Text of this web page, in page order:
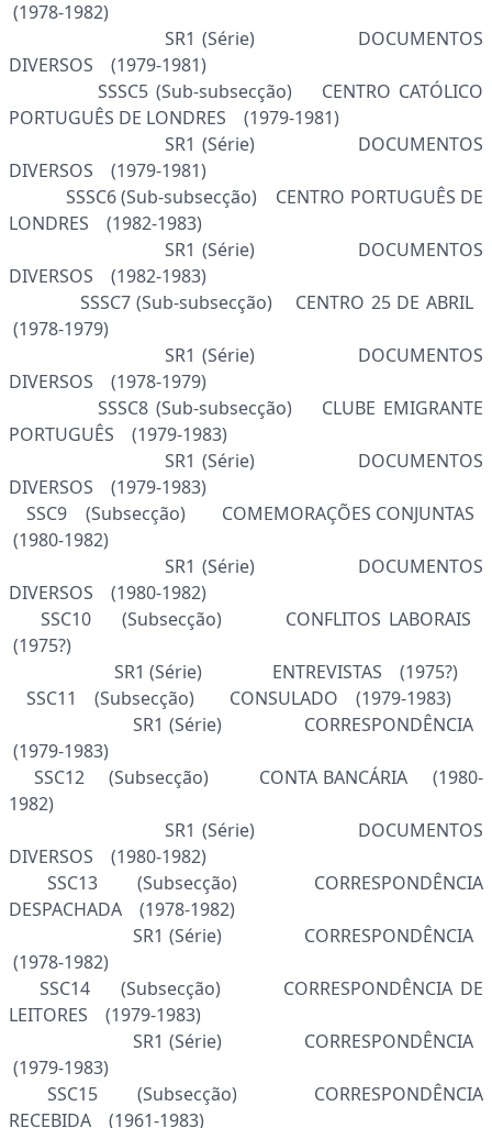
(1978-1982)
SR1 (Série) DOCUMENTOS
DIVERSOS (1979-1981)
SSSC5 (Sub-subsecção) CENTRO CATÓLICO
PORTUGUÊS DE LONDRES (1979-1981)
SR1 (Série) DOCUMENTOS
DIVERSOS (1979-1981)
SSSC6 (Sub-subsecção) CENTRO PORTUGUÊS DE
LONDRES (1982-1983)
SR1 (Série) DOCUMENTOS
DIVERSOS (1982-1983)
SSSC7 (Sub-subsecção) CENTRO 25 DE ABRIL
(1978-1979)
SR1 (Série) DOCUMENTOS
DIVERSOS (1978-1979)
SSSC8 (Sub-subsecção) CLUBE EMIGRANTE
PORTUGUÊS (1979-1983)
SR1 (Série) DOCUMENTOS
DIVERSOS (1979-1983)
SSC9 (Subsecção) COMEMORAÇÕES CONJUNTAS
(1980-1982)
SR1 (Série) DOCUMENTOS
DIVERSOS (1980-1982)
SSC10 (Subsecção) CONFLITOS LABORAIS
(1975?)
SR1 (Série) ENTREVISTAS (1975?)
SSC11 (Subsecção) CONSULADO (1979-1983)
SR1 (Série) CORRESPONDÊNCIA
(1979-1983)
SSC12 (Subsecção) CONTA BANCÁRIA (1980-
1982)
SR1 (Série) DOCUMENTOS
DIVERSOS (1980-1982)
SSC13 (Subsecção) CORRESPONDÊNCIA
DESPACHADA (1978-1982)
SR1 (Série) CORRESPONDÊNCIA
(1978-1982)
SSC14 (Subsecção) CORRESPONDÊNCIA DE
LEITORES (1979-1983)
SR1 (Série) CORRESPONDÊNCIA
(1979-1983)
SSC15 (Subsecção) CORRESPONDÊNCIA
RECEBIDA (1961-1983)